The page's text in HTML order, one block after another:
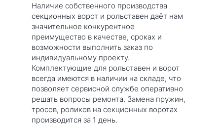
Наличие собственного производства
секционных ворот и рольставен даёт нам
значительное конкурентное
преимущество в качестве, сроках и
возможности выполнить заказ по
индивидуальному проекту.
Комплектующие для рольставен и ворот
всегда имеются в наличии на складе, что
позволяет сервисной службе оперативно
решать вопросы ремонта. Замена пружин,
тросов, роликов на секционных воротах
производится за 1 день.